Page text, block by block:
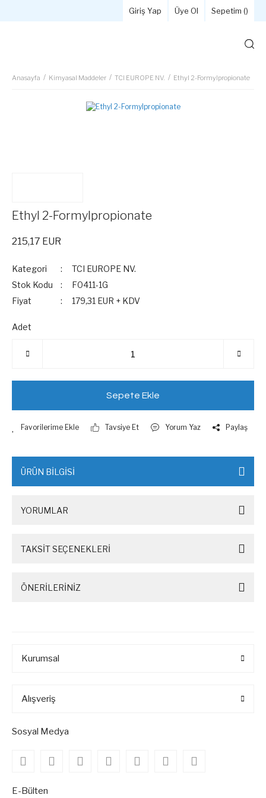
Giriş Yap Üye Ol Sepetim ()
Anasayfa Kimyasal Maddeler TCI EUROPE NV. Ethyl 2-Formylpropionate
Ethyl 2-Formylpropionate
215,17 EUR
Kategori
TCI EUROPE NV.
Stok Kodu
F0411-1G
Fiyat
179,31 EUR + KDV
Adet
Sepete Ekle
Tavsiye Et Yorum Yaz Paylaş
ÜRÜN BİLGİSİ
YORUMLAR
TAKSİT SEÇENEKLERİ
ÖNERİLERİNİZ
Kurumsal
Alışveriş
Sosyal Medya
E-Bülten